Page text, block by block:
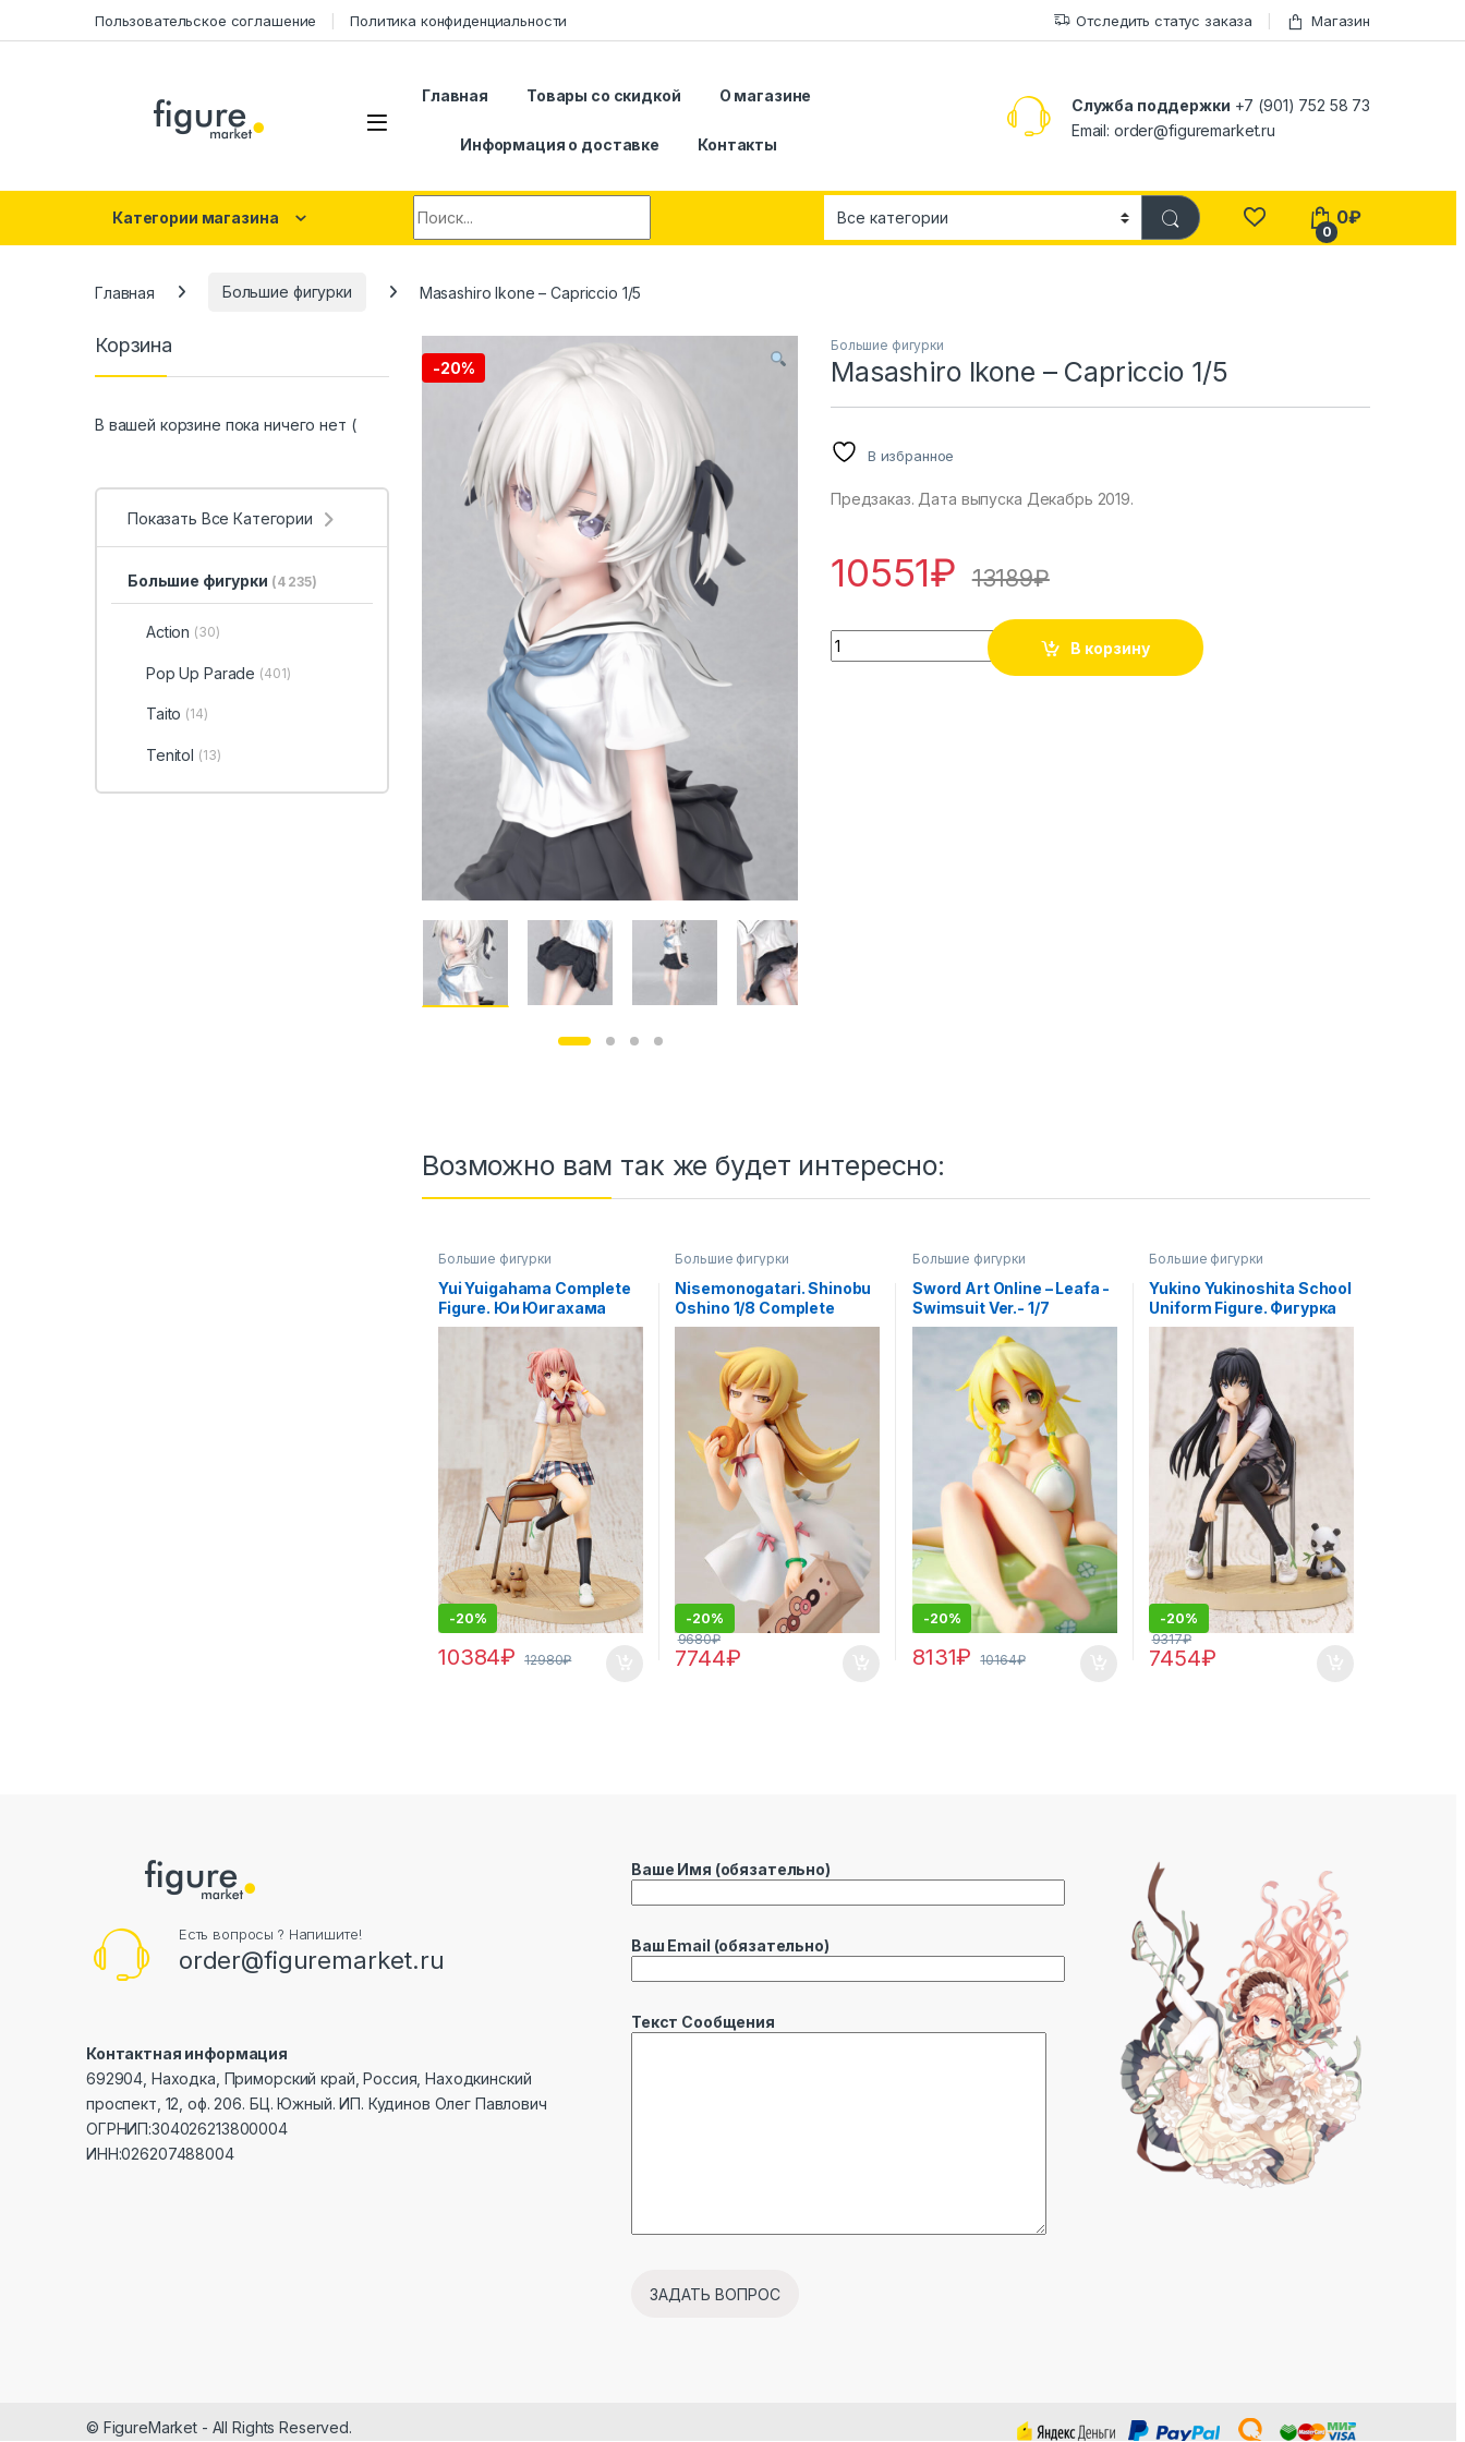
Пользовательское соглашение Политика конфиденциальности Отследить статус заказа Магазин
Главная Товары со скидкой О магазине
Информация о доставке Контакты
Служба поддержки +7 (901) 752 58 73
Email: order@figuremarket.ru
Категории магазина
0
0₽
Главная Большие фигурки Masashiro Ikone – Capriccio 1/5
-20%
Большие фигурки
Masashiro Ikone – Capriccio 1/5
В избранное
Предзаказ. Дата выпуска Декабрь 2019.
10551₽ 13189₽
Masashiro Ikone - Capriccio 1/5 количество
В корзину
Возможно вам так же будет интересно:
Большие фигурки
Yui Yuigahama Complete
Figure. Юи Юигахама
аниме фигурка OreGairu
-20%
10384₽ 12980₽
Большие фигурки
Nisemonogatari. Shinobu
Oshino 1/8 Complete
Figure / Истории
подделок аниме фигурка
-20%
7744₽
9680₽
Большие фигурки
Sword Art Online – Leafa -
Swimsuit Ver.- 1/7
Complete Figure / Leafa
Мастера меча онлайн
фигурка
-20%
8131₽ 10164₽
Большие фигурки
Yukino Yukinoshita School
Uniform Figure. Фигурка
Юкино Юкиносита из
аниме OreGairu Complete
Figure
-20%
7454₽
9317₽
Корзина
В вашей корзине пока ничего нет (
Показать Все Категории
Большие фигурки (4 235)
Action (30)
Pop Up Parade (401)
Taito (14)
Tenitol (13)
Есть вопросы ? Напишите!
order@figuremarket.ru
Контактная информация
692904, Находка, Приморский край, Россия, Находкинский
проспект, 12, оф. 206. БЦ. Южный. ИП. Кудинов Олег Павлович
ОГРНИП:304026213800004
ИНН:026207488004
Ваше Имя (обязательно)
Ваш Email (обязательно)
Текст Сообщения
© FigureMarket - All Rights Reserved.